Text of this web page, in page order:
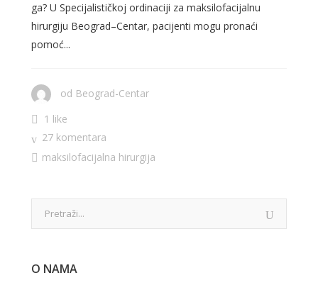
ga? U Specijalističkoj ordinaciji za maksilofacijalnu
hirurgiju Beograd–Centar, pacijenti mogu pronaći
pomoć...
od Beograd-Centar
1 like
27 komentara
maksilofacijalna hirurgija
O NAMA